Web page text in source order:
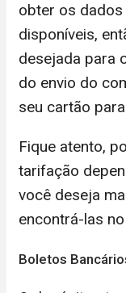
obter os
disponíveis,
desejada para
do envio do
seu cartão
Fique atento,
tarifação
você deseja
encontrá-las no
Boletos